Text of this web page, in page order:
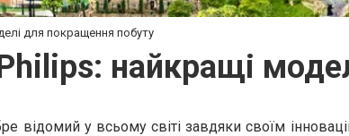
для покращення побуту
найкращі
відомий у всьому світі завдяки своїм